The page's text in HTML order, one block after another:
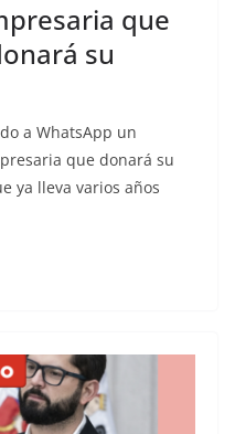
que
su
a WhatsApp un
que donará su
ya lleva varios años